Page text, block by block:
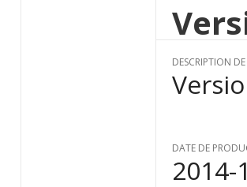
DESCRIPTION
DATE DE
2014-